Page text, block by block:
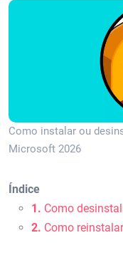
Como instalar ou
Microsoft 2026
Índice
1. Como
2. Como